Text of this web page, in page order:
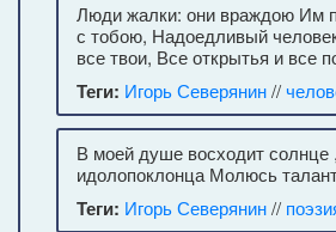
Люди жалки: они враждою Им
с тобою, Надоедливый
все твои, Все открытья и все
Теги: Игорь Северянин//
В моей душе восходит солнце
идолопоклонца Молюсь
Теги: Игорь Северянин//